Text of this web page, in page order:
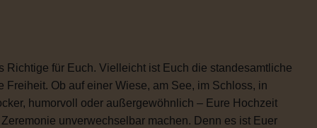
für Euch. Vielleicht ist Euch die standesamtliche
Ob auf einer Wiese, am See, im Schloss, in
humorvoll oder außergewöhnlich – Eure Hochzeit
unverwechselbar machen. Denn es ist Euer